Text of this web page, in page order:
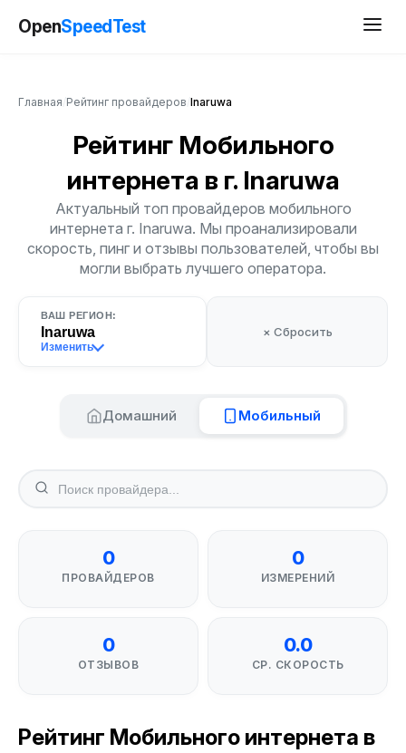
OpenSpeedTest
Главная Рейтинг провайдеров Inaruwa
Рейтинг Мобильного
интернета в г. Inaruwa
Актуальный топ провайдеров мобильного
интернета г. Inaruwa. Мы проанализировали
скорость, пинг и отзывы пользователей, чтобы вы
могли выбрать лучшего оператора.
ВАШ РЕГИОН:
Inaruwa
Изменить
× Сбросить
Домашний Мобильный
0
ПРОВАЙДЕРОВ
0
ИЗМЕРЕНИЙ
0
ОТЗЫВОВ
0.0
СР. СКОРОСТЬ
Рейтинг Мобильного интернета в